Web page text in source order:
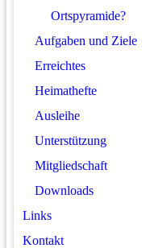
Ortspyramide?
Aufgaben und Ziele
Erreichtes
Heimathefte
Ausleihe
Unterstützung
Mitgliedschaft
Downloads
Links
Kontakt